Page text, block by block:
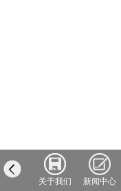
关于我们 新闻中心